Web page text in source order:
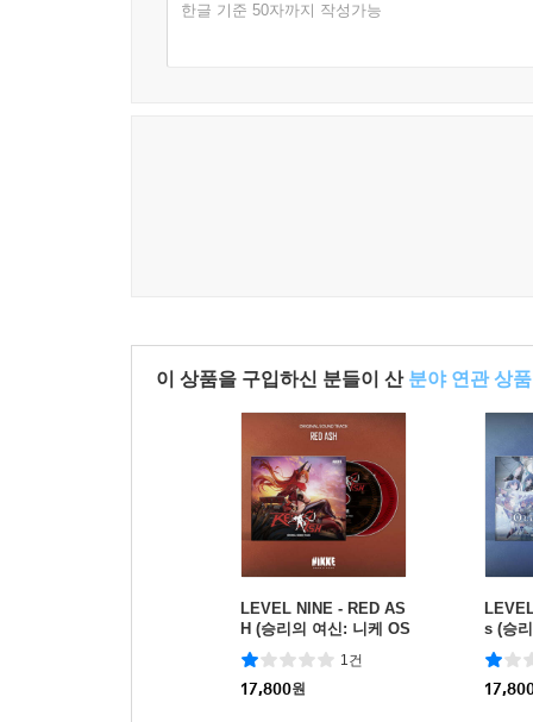
한글 기준 50자까지 작성가능
이 상품을 구입하신 분들이 산 분야 연관 상품
LEVEL NINE - RED AS
H (승리의 여신: 니케 OS
T)
1건
17,800원
s (승
T)